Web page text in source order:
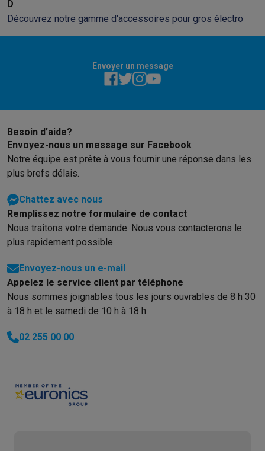
D
Découvrez notre gamme d'accessoires pour gros électro
Envoyer un message
Besoin d’aide?
Envoyez-nous un message sur Facebook
Notre équipe est prête à vous fournir une réponse dans les
plus brefs délais.
Chattez avec nous
Remplissez notre formulaire de contact
Nous traitons votre demande. Nous vous contacterons le
plus rapidement possible.
Envoyez-nous un e-mail
Appelez le service client par téléphone
Nous sommes joignables tous les jours ouvrables de 8 h 30
à 18 h et le samedi de 10 h à 18 h.
02 255 00 00